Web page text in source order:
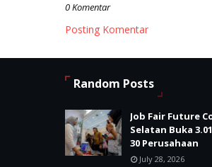
0 Komentar
Posting Komentar
Random Posts
Job Fair Future
Selatan Buka
30 Perusahaan
July 28, 2026